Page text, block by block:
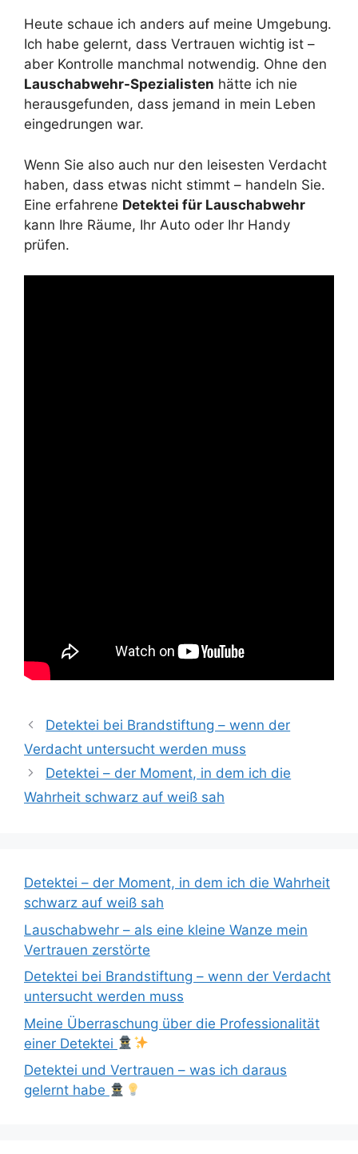
Heute schaue ich anders auf meine Umgebung.
Ich habe gelernt, dass Vertrauen wichtig ist –
aber Kontrolle manchmal notwendig. Ohne den
Lauschabwehr-Spezialisten hätte ich nie
herausgefunden, dass jemand in mein Leben
eingedrungen war.
Wenn Sie also auch nur den leisesten Verdacht
haben, dass etwas nicht stimmt – handeln Sie.
Eine erfahrene Detektei für Lauschabwehr
kann Ihre Räume, Ihr Auto oder Ihr Handy
prüfen.
Detektei bei Brandstiftung – wenn der
Verdacht untersucht werden muss
Detektei – der Moment, in dem ich die
Wahrheit schwarz auf weiß sah
Detektei – der Moment, in dem ich die Wahrheit
schwarz auf weiß sah
Lauschabwehr – als eine kleine Wanze mein
Vertrauen zerstörte
Detektei bei Brandstiftung – wenn der Verdacht
untersucht werden muss
Meine Überraschung über die Professionalität
einer Detektei
Detektei und Vertrauen – was ich daraus
gelernt habe